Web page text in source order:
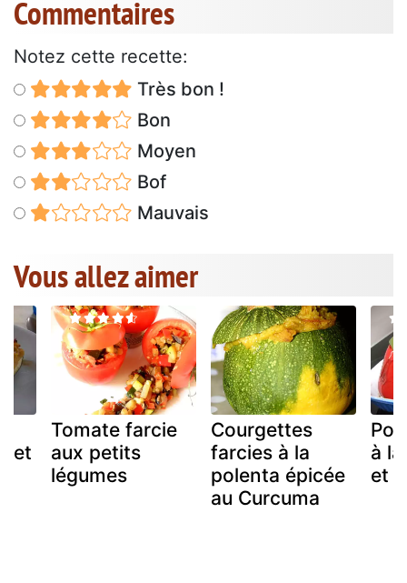
Commentaires
Notez cette recette:
Très bon !
Bon
Moyen
Bof
Mauvais
Vous allez aimer
et
Tomate farcie
aux petits
légumes
Courgettes
farcies à la
polenta épicée
au Curcuma
à
et